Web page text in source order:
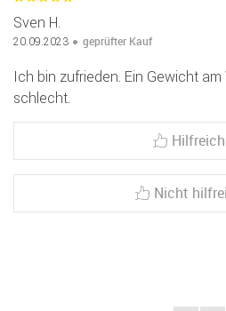
Sven H.
20.09.2023 geprüfter Kauf
Ich bin zufrieden. Ein Gewicht
schlecht.
Nicht